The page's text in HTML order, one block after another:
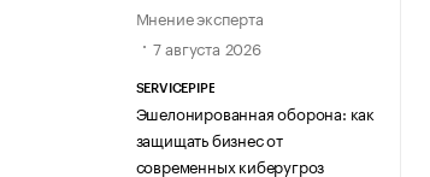
Мнение эксперта
7 августа 2026
SERVICEPIPE
Эшелонированная оборона: как
защищать бизнес от
современных киберугроз